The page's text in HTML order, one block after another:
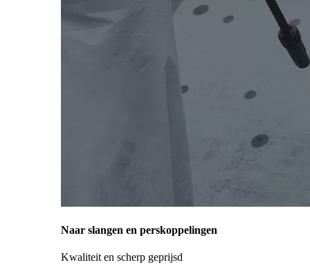
Naar slangen en perskoppelingen
Kwaliteit en scherp geprijsd